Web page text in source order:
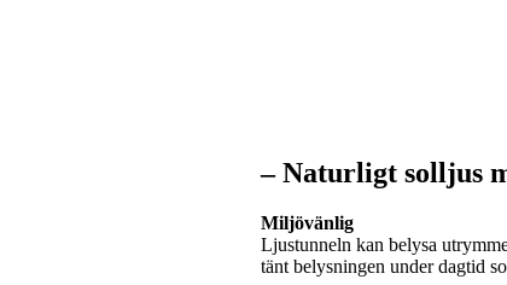
– Naturligt solljus
Miljövänlig
Ljustunneln kan belysa
tänt belysningen under dagtid